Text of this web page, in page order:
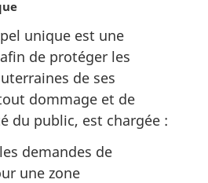
unique est une
de protéger les
de ses
dommage et de
du public, est chargée :
demandes de
une zone